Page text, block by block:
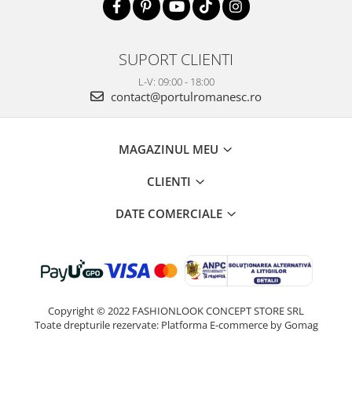
SUPORT CLIENTI
L-V: 09:00 - 18:00
contact@portulromanesc.ro
MAGAZINUL MEU
CLIENTI
DATE COMERCIALE
Copyright © 2022 FASHIONLOOK CONCEPT STORE SRL
Toate drepturile rezervate: Platforma E-commerce by Gomag